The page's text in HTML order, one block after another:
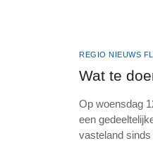
REGIO NIEUWS
Wat te
Op woensdag
een
vasteland